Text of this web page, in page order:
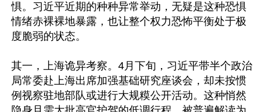
惧。习近平近期的种种异常举动，无疑是这种恐惧
情绪赤裸裸地暴露，也让整个权力恐怖平衡处于极
度脆弱的状态。
其一，上海诡异考察。4月下旬，习近平带半个政治
局常委赴上海出席加强基础研究座谈会，却未按惯
例视察驻地部队或进行大规糢公开活动。这种悄然